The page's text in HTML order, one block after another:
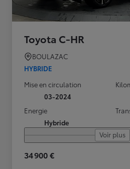
Toyota C-HR
BOULAZAC
HYBRIDE
Mise en circulation
03-2024
Energie
Hybride
Voir plus
34 900 €